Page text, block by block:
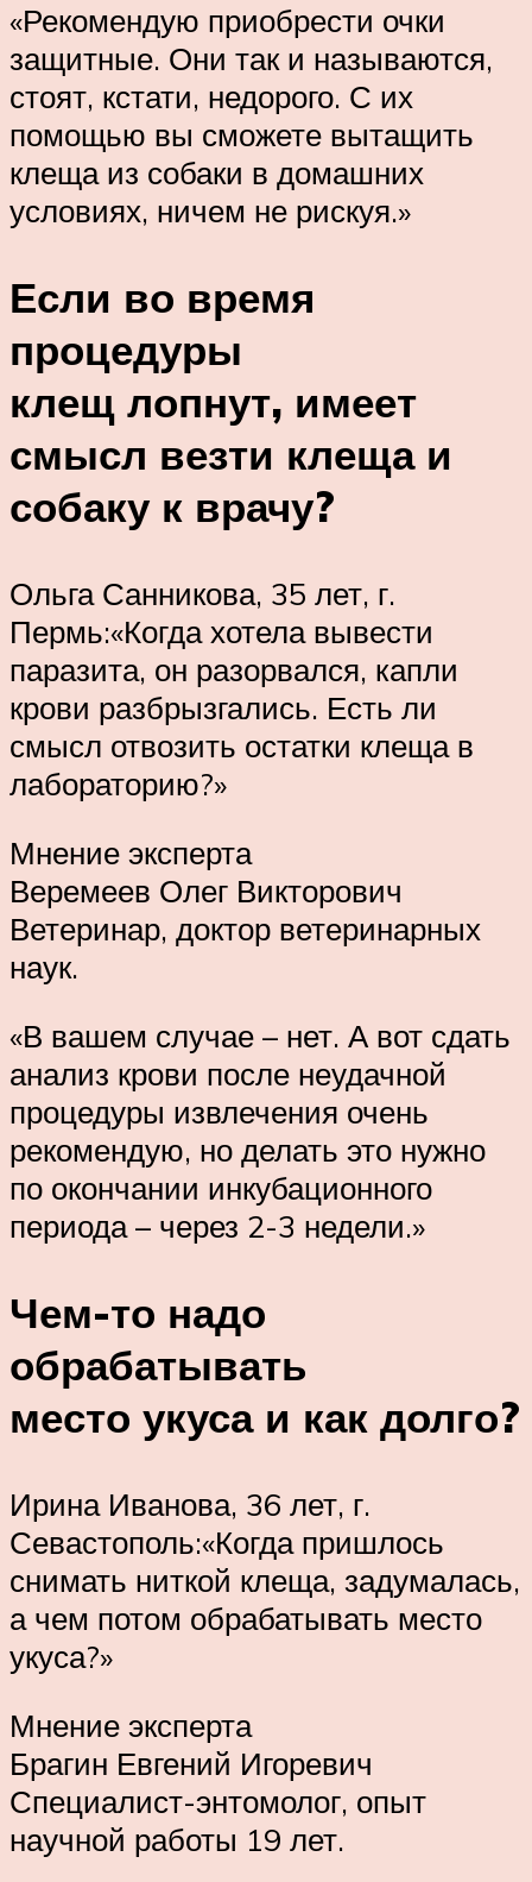
«Рекомендую приобрести очки
защитные. Они так и называются,
стоят, кстати, недорого. С их
помощью вы сможете вытащить
клеща из собаки в домашних
условиях, ничем не рискуя.»
Если во время
процедуры
клещ лопнут, имеет
смысл везти клеща и
собаку к врачу?
Ольга Санникова, 35 лет, г.
Пермь:«Когда хотела вывести
паразита, он разорвался, капли
крови разбрызгались. Есть ли
смысл отвозить остатки клеща в
лабораторию?»
Мнение эксперта
Веремеев Олег Викторович
Ветеринар, доктор ветеринарных
наук.
«В вашем случае – нет. А вот сдать
анализ крови после неудачной
процедуры извлечения очень
рекомендую, но делать это нужно
по окончании инкубационного
периода – через 2-3 недели.»
Чем-то надо
обрабатывать
место укуса и как долго?
Ирина Иванова, 36 лет, г.
Севастополь:«Когда пришлось
снимать ниткой клеща, задумалась,
а чем потом обрабатывать место
укуса?»
Мнение эксперта
Брагин Евгений Игоревич
Специалист-энтомолог, опыт
научной работы 19 лет.